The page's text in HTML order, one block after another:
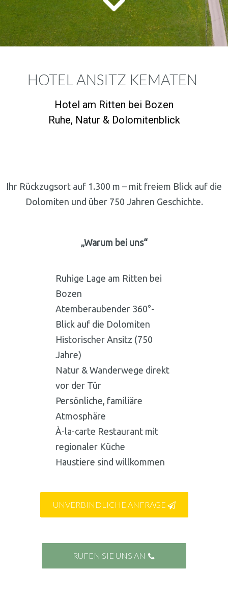
HOTEL ANSITZ KEMATEN
Hotel am Ritten bei Bozen
Ruhe, Natur & Dolomitenblick
Ihr Rückzugsort auf 1.300 m – mit freiem Blick auf die
Dolomiten und über 750 Jahren Geschichte.
„Warum bei uns“
Ruhige Lage am Ritten bei
Bozen
Atemberaubender 360°-
Blick auf die Dolomiten
Historischer Ansitz (750
Jahre)
Natur & Wanderwege direkt
vor der Tür
Persönliche, familiäre
Atmosphäre
À-la-carte Restaurant mit
regionaler Küche
Haustiere sind willkommen
UNVERBINDLICHE ANFRAGE 
RUFEN SIE UNS AN 